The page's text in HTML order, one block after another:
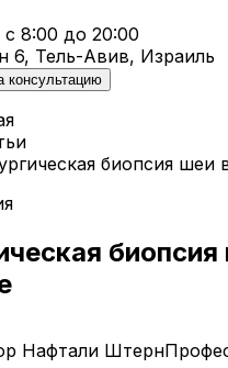
8:00 до 20:00
6, Тель-Авив, Израиль
консультацию
биопсия шеи
биопсия